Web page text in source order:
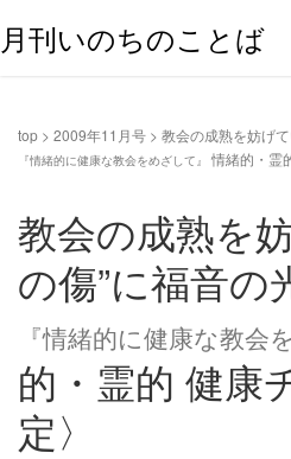
月刊いのちのことば
top > 2009年11月号 > 教会の成熟を妨げ
『情緒的に健康な教会をめざして』 情緒的・霊
教会の成熟を
の傷”に福音の
『情緒的に健康な教会
的・霊的 健康
定〉